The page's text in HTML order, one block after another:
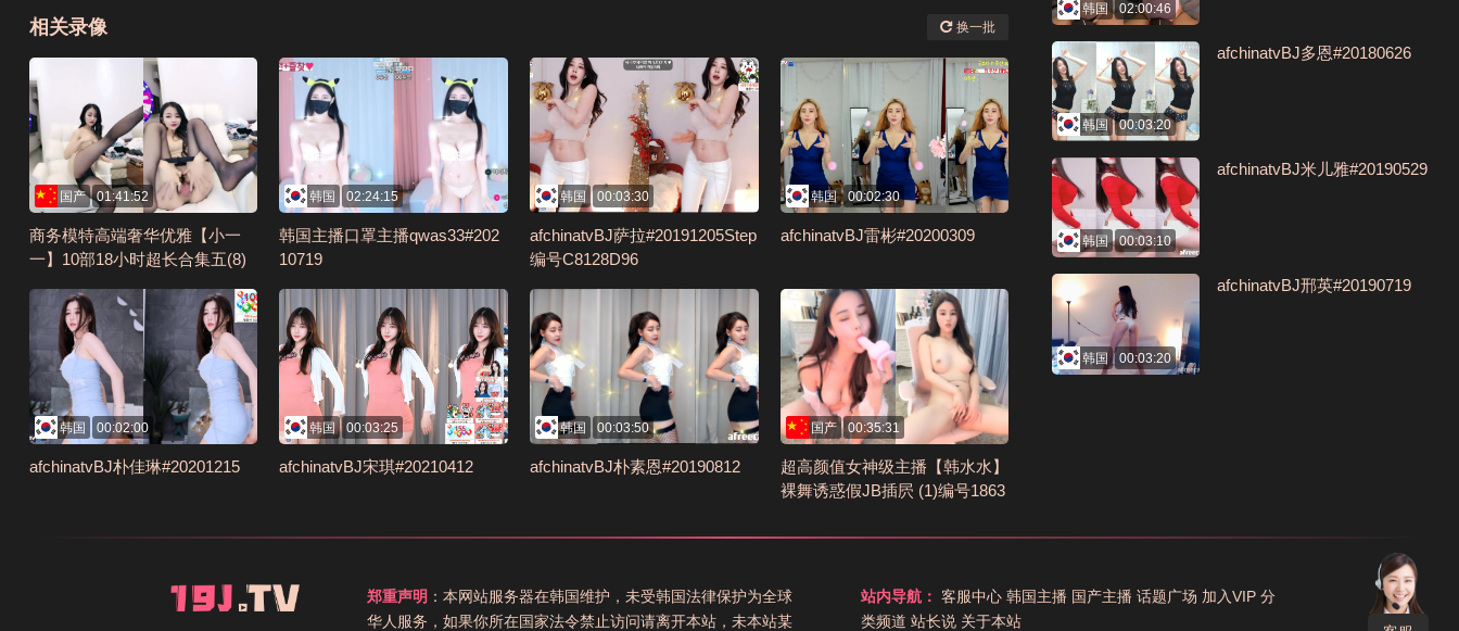
相关录像 换一批
国产 01:41:52
商务模特高端奢华优雅【小一
一】10部18小时超长合集五(8)
韩国 02:24:15
韩国主播口罩主播qwas33#202
10719
韩国 00:03:30
afchinatvBJ萨拉#20191205Step
编号C8128D96
韩国 00:02:30
afchinatvBJ雷彬#20200309
韩国 00:02:00
afchinatvBJ朴佳琳#20201215
韩国 00:03:25
afchinatvBJ宋琪#20210412
韩国 00:03:50
afchinatvBJ朴素恩#20190812
国产 00:35:31
超高颜值女神级主播【韩水水】
裸舞诱惑假JB插屄 (1)编号1863
韩国 02:00:46
韩国 00:03:20
afchinatvBJ多恩#20180626
韩国 00:03:10
afchinatvBJ米儿雅#20190529
韩国 00:03:20
afchinatvBJ邢英#20190719
郑重声明 ：本网站服务器在韩国维护，未受韩国法律保护为全球
华人服务，如果你所在国家法令禁止访问请离开本站，未本站某
站内导航： 客服中心 韩国主播 国产主播 话题广场 加入VIP 分
类频道 站长说 关于本站